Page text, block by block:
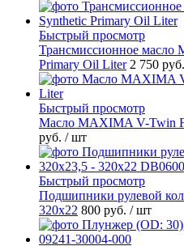
Быстрый просмотр
Трансмиссионное
Primary Oil Liter 2 750 руб.
Быстрый просмотр
Масло MAXIMA V-Twin
руб. / шт
Быстрый просмотр
Подшипники рулевой
320x22 800 руб. / шт